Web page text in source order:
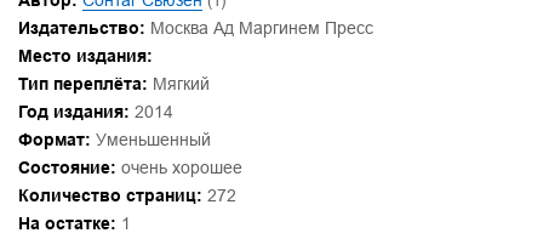
Издательство: Москва Ад Маргинем Пресс
Место издания:
Тип переплёта: Мягкий
Год издания: 2014
Формат: Уменьшенный
Состояние: очень хорошее
Количество страниц: 272
На остатке: 1